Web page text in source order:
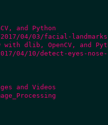
and Python
04/03/facial-
dlib, OpenCV, and
04/10/detect-eyes-
and Videos